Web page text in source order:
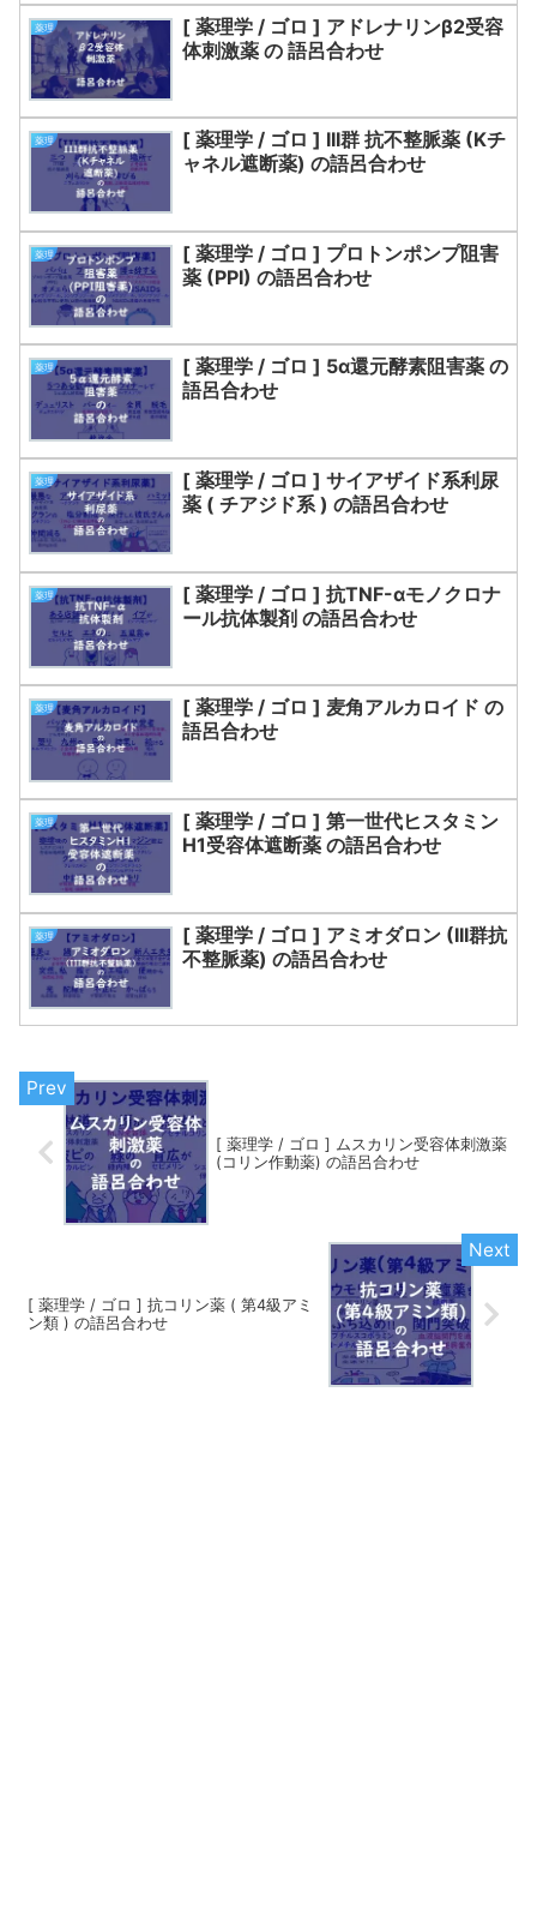
薬理
[ 薬理学 / ゴロ ] アドレナリンβ2受容
体刺激薬 の 語呂合わせ
薬理
[ 薬理学 / ゴロ ] III群 抗不整脈薬 (Kチ
ャネル遮断薬) の語呂合わせ
薬理
[ 薬理学 / ゴロ ] プロトンポンプ阻害
薬 (PPI) の語呂合わせ
薬理
[ 薬理学 / ゴロ ] 5α還元酵素阻害薬 の
語呂合わせ
薬理
[ 薬理学 / ゴロ ] サイアザイド系利尿
薬 ( チアジド系 ) の語呂合わせ
薬理
[ 薬理学 / ゴロ ] 抗TNF-αモノクロナ
ール抗体製剤 の語呂合わせ
薬理
[ 薬理学 / ゴロ ] 麦角アルカロイド の
語呂合わせ
薬理
[ 薬理学 / ゴロ ] 第一世代ヒスタミン
H1受容体遮断薬 の語呂合わせ
薬理
[ 薬理学 / ゴロ ] アミオダロン (III群抗
不整脈薬) の語呂合わせ
[ 薬理学 / ゴロ ] ムスカリン受容体刺激薬
(コリン作動薬) の語呂合わせ
[ 薬理学 / ゴロ ] 抗コリン薬 ( 第4級アミ
ン類 ) の語呂合わせ